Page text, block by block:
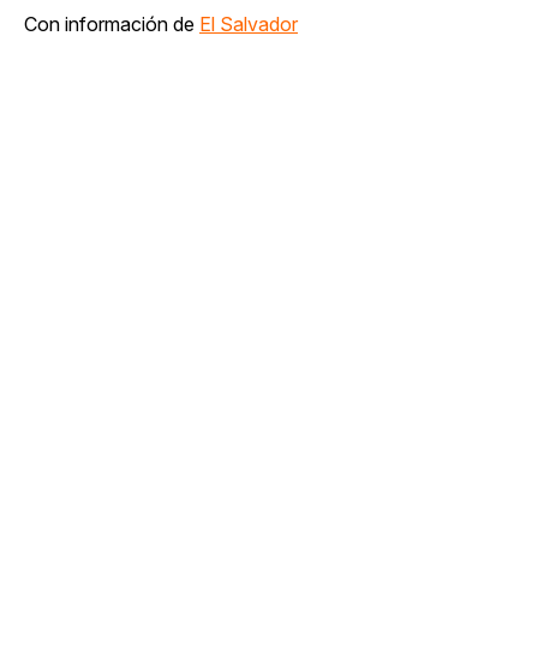
Con información de El Salvador